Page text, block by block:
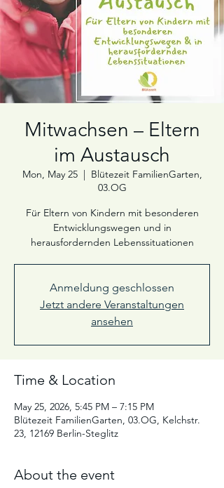
Mitwachsen – Eltern
im Austausch
Mon, May 25
  |
Blütezeit FamilienGarten,
03.OG
Für Eltern von Kindern mit besonderen
Entwicklungswegen und in
herausfordernden Lebenssituationen
Anmeldung geschlossen
Jetzt andere Veranstaltungen
ansehen
Time & Location
May 25, 2026, 5:45 PM – 7:15 PM
Blütezeit FamilienGarten, 03.OG, Kelchstr.
23, 12169 Berlin-Steglitz
About the event